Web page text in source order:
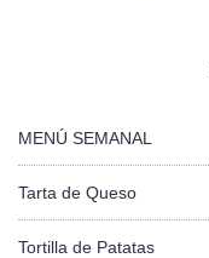
MENÚ SEMANAL
Tarta de Queso
Tortilla de Patatas